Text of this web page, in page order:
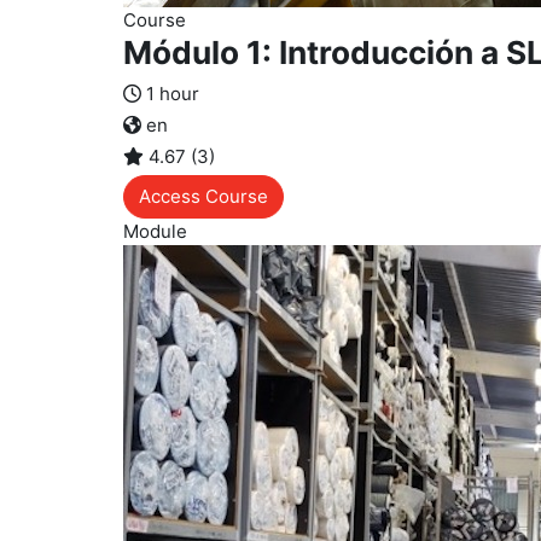
Course
Módulo 1: Introducción a
1 hour
en
4.67 (3)
Access Course
Module